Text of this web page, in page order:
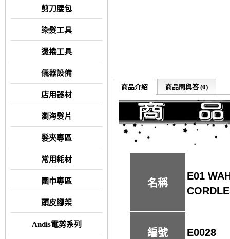
剪刀腰包
染髮工具
燙捲工具
儀器設備
店用器材
瀏海髮片
髮夾專區
常用耗材
圍巾專區
頭皮腳架
Andis電剪系列
商品介紹 商品問與答 (0)
名稱
E01
編號 E0028